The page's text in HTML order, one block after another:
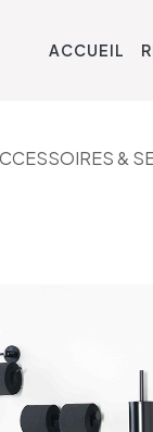
ACCUEIL
&